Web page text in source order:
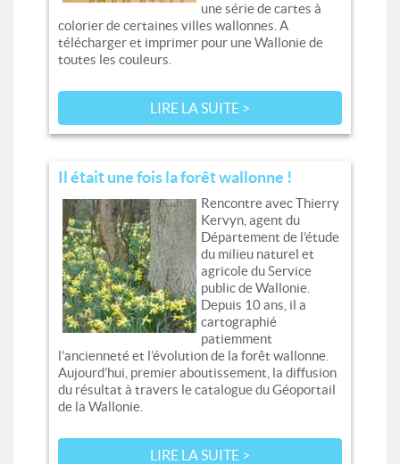
une série de cartes à
colorier de certaines villes wallonnes. A
télécharger et imprimer pour une Wallonie de
toutes les couleurs.
LIRE LA SUITE >
Il était une fois la forêt wallonne !
Rencontre avec Thierry
Kervyn, agent du
Département de l’étude
du milieu naturel et
agricole du Service
public de Wallonie.
Depuis 10 ans, il a
cartographié
patiemment
l’ancienneté et l’évolution de la forêt wallonne.
Aujourd’hui, premier aboutissement, la diffusion
du résultat à travers le catalogue du Géoportail
de la Wallonie.
LIRE LA SUITE >